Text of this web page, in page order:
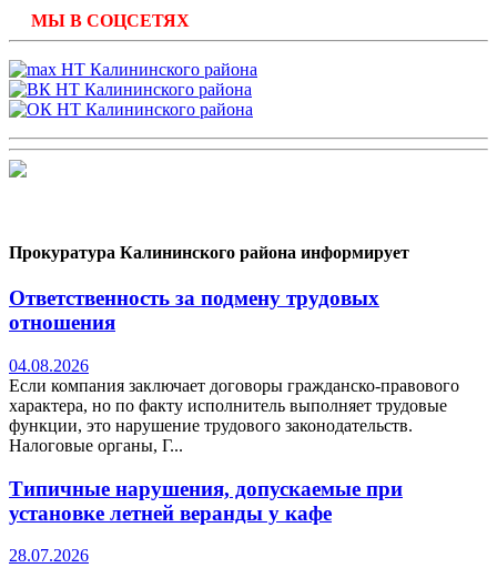
МЫ В СОЦСЕТЯХ
Прокуратура Калининского района информирует
Ответственность за подмену трудовых
отношения
04.08.2026
Если компания заключает договоры гражданско-правового
характера, но по факту исполнитель выполняет трудовые
функции, это нарушение трудового законодательств.
Налоговые органы, Г...
Типичные нарушения, допускаемые при
установке летней веранды у кафе
28.07.2026